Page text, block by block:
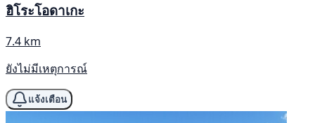
ฮิโระโอดาเกะ
7.4 km
ยังไม่มีเหตุการณ์
แจ้งเตือน